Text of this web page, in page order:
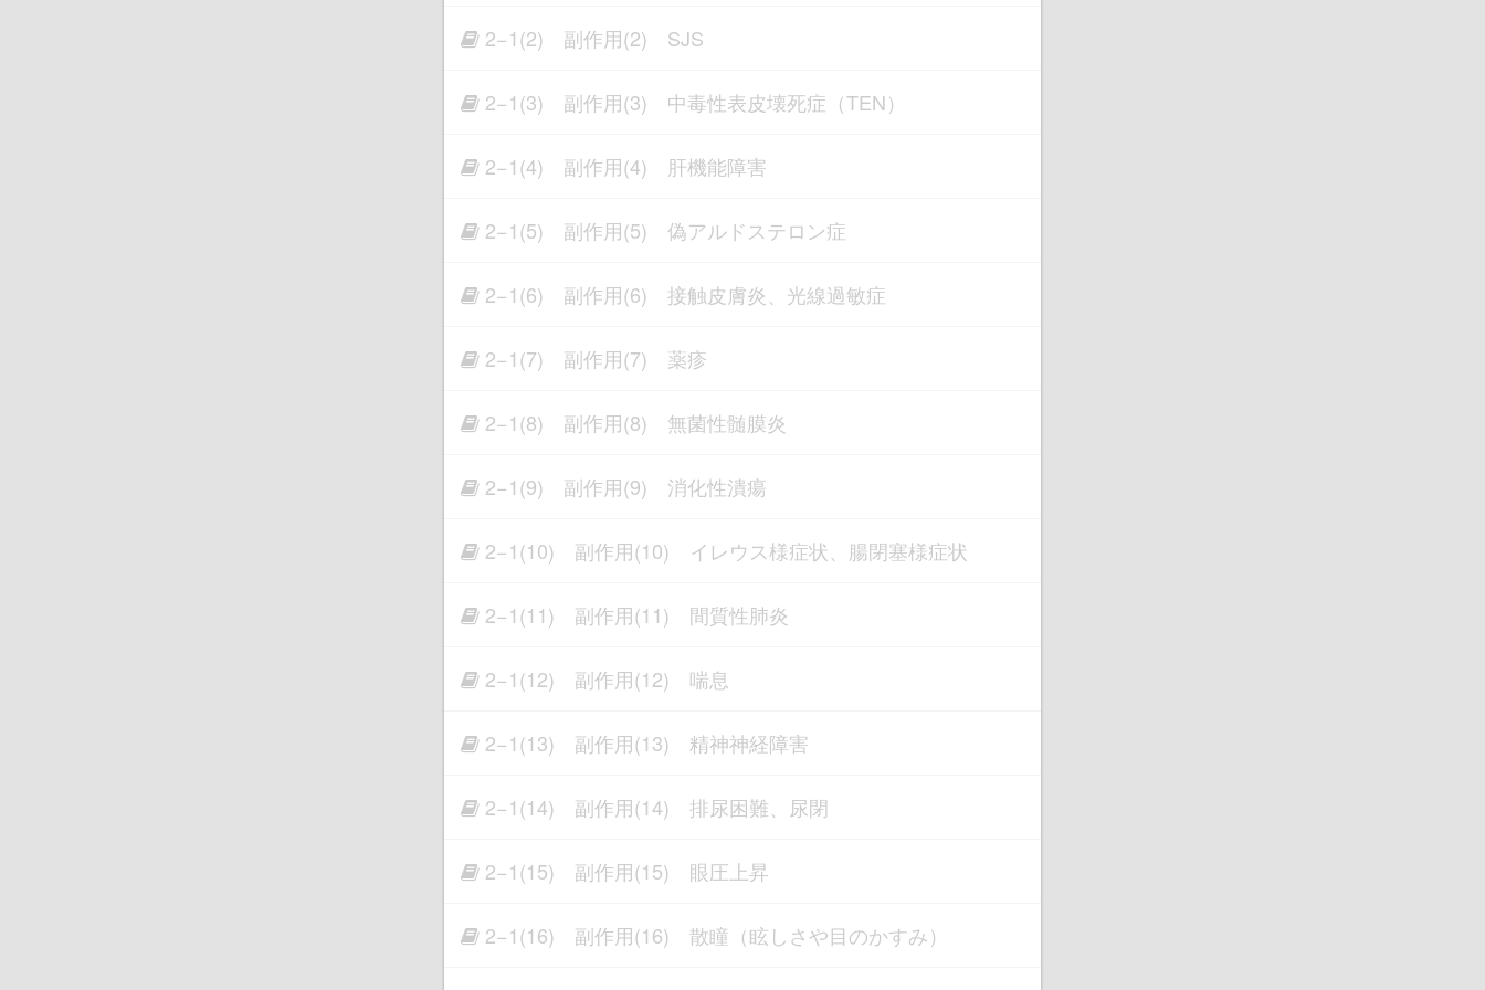
2−1(2) 副作用(2) SJS
2−1(3) 副作用(3) 中毒性表皮壊死症（TEN）
2−1(4) 副作用(4) 肝機能障害
2−1(5) 副作用(5) 偽アルドステロン症
2−1(6) 副作用(6) 接触皮膚炎、光線過敏症
2−1(7) 副作用(7) 薬疹
2−1(8) 副作用(8) 無菌性髄膜炎
2−1(9) 副作用(9) 消化性潰瘍
2−1(10) 副作用(10) イレウス様症状、腸閉塞様症状
2−1(11) 副作用(11) 間質性肺炎
2−1(12) 副作用(12) 喘息
2−1(13) 副作用(13) 精神神経障害
2−1(14) 副作用(14) 排尿困難、尿閉
2−1(15) 副作用(15) 眼圧上昇
2−1(16) 副作用(16) 散瞳（眩しさや目のかすみ）